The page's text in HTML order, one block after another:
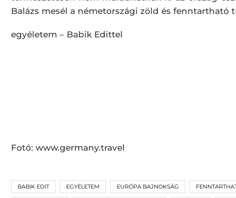
Balázs mesél a németországi zöld és fenntartható
egyéletem – Babik Edittel
Fotó: www.germany.travel
BABIK EDIT EGYÉLETEM EURÓPA BAJNOKSÁG